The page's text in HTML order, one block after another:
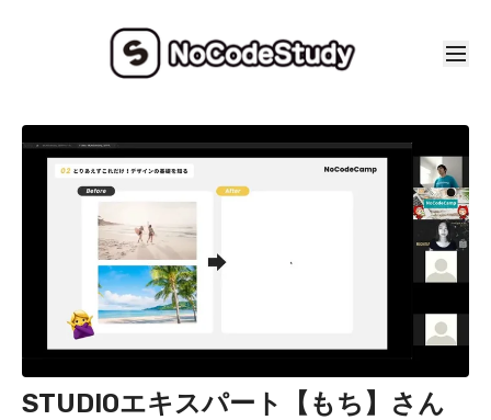
STUDIOエキスパート【もち】さん